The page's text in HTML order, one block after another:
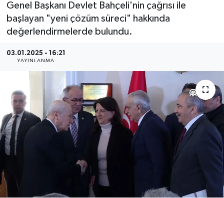
Genel Başkanı Devlet Bahçeli'nin çağrısı ile
başlayan "yeni çözüm süreci" hakkında
değerlendirmelerde bulundu.
03.01.2025 - 16:21
YAYINLANMA